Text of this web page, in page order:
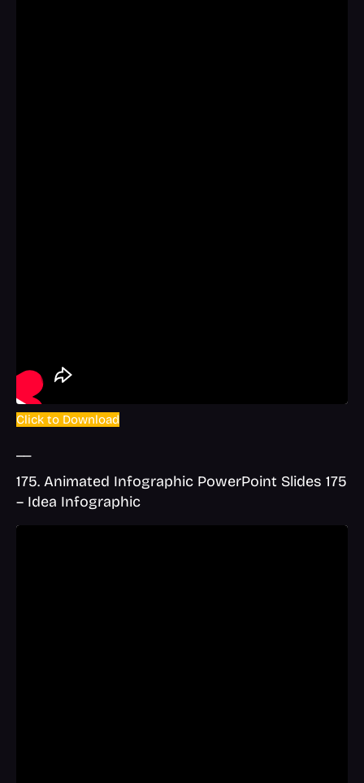
Click to Download
175. Animated Infographic PowerPoint Slides 175
– Idea Infographic